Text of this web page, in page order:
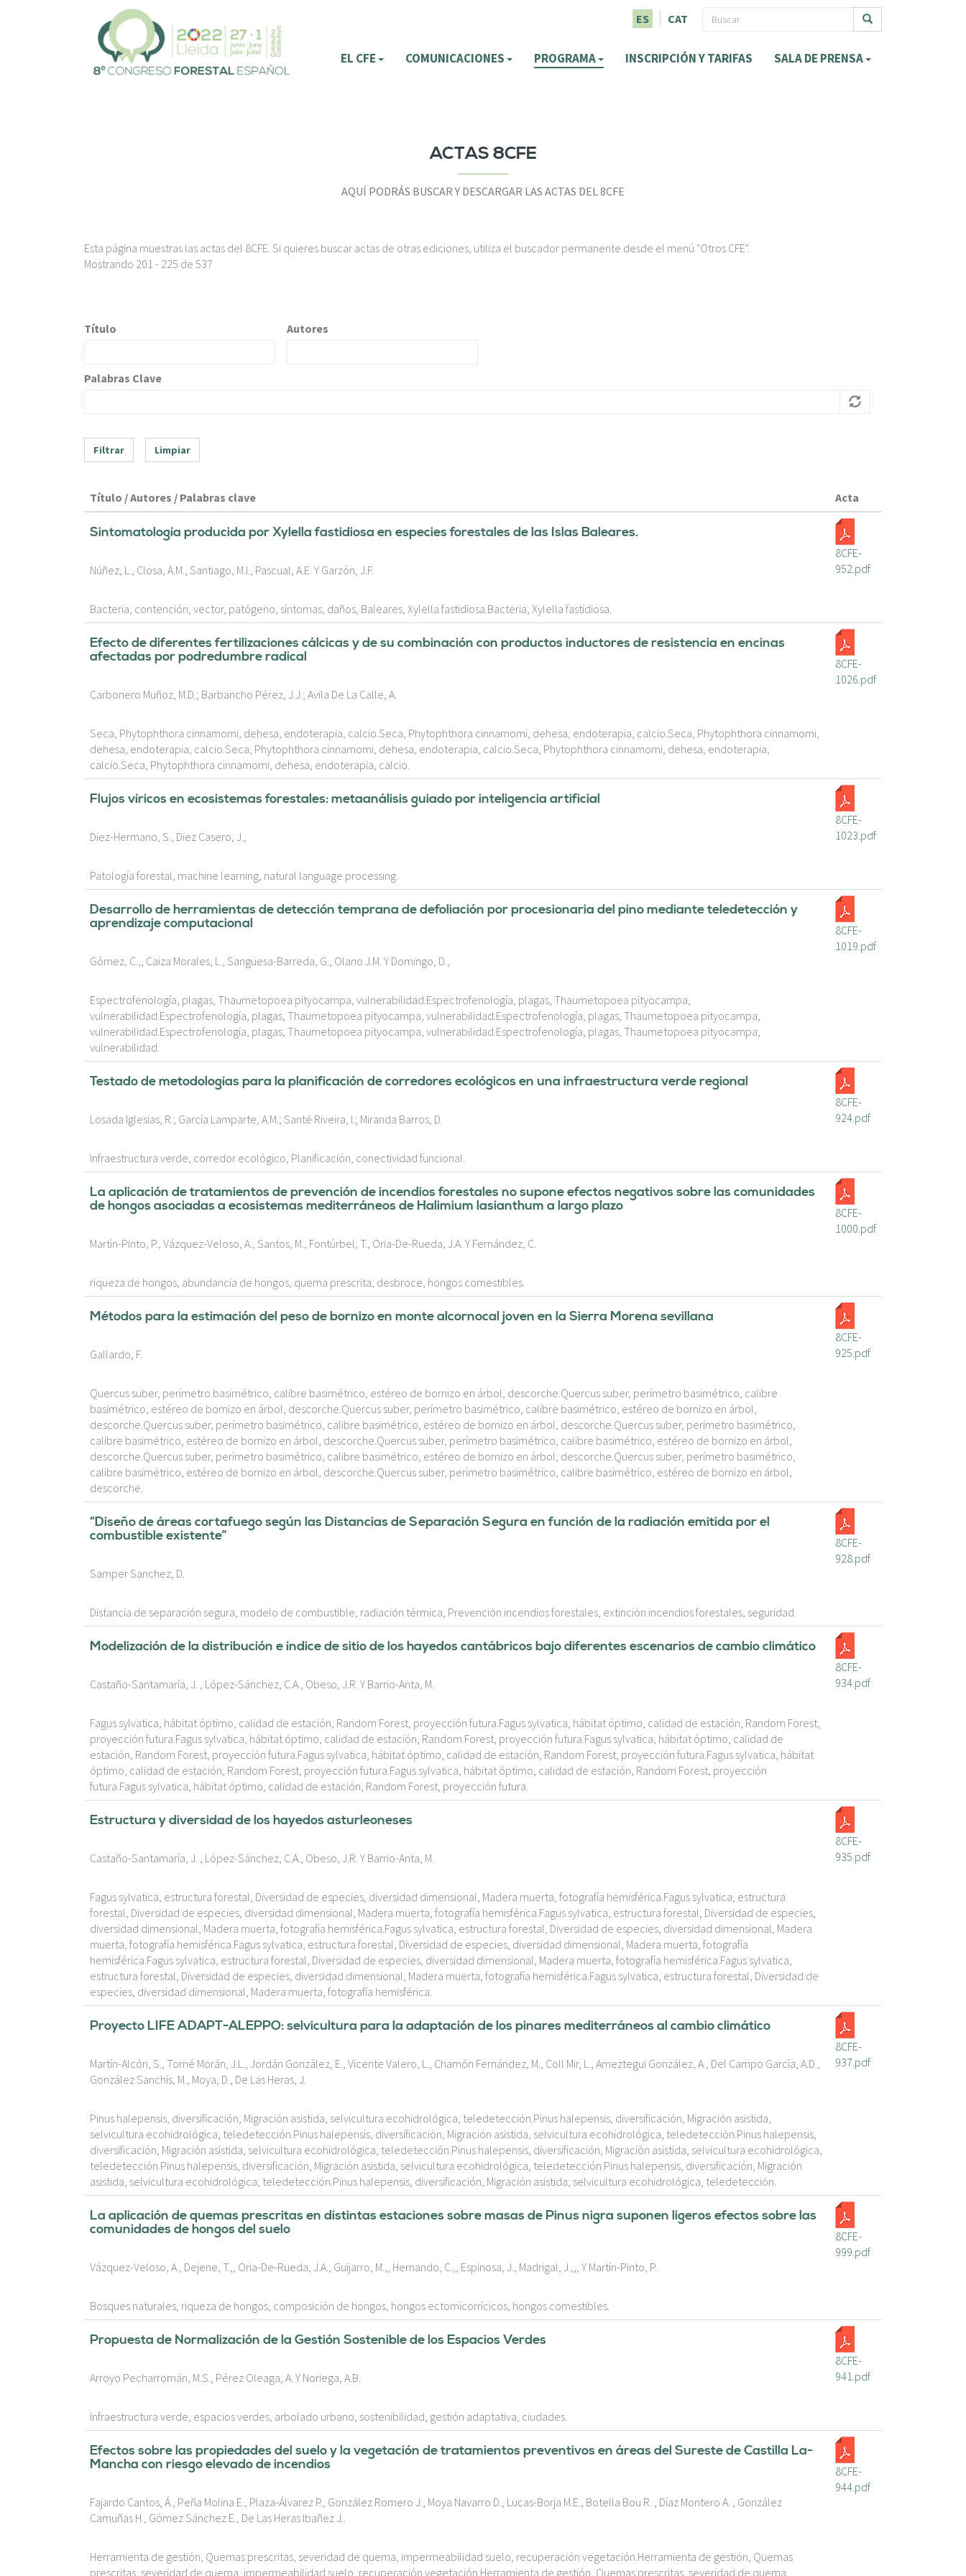
F
r
d
ES CAT
EL CFE COMUNICACIONES PROGRAMA INSCRIPCIÓN Y TARIFAS SALA DE PRENSA
ACTAS 8CFE
AQUÍ PODRÁS BUSCAR Y DESCARGAR LAS ACTAS DEL 8CFE
Esta página muestras las actas del 8CFE. Si quieres buscar actas de otras ediciones, utiliza el buscador permanente desde el menú "Otros CFE".
Mostrando 201 - 225 de 537
Título Autores
Palabras Clave
Filtrar Limpiar
Título / Autores / Palabras clave Acta
Sintomatología producida por Xylella fastidiosa en especies forestales de las Islas Baleares.
Núñez, L., Closa, A.M., Santiago, M.I., Pascual, A.E. Y Garzón, J.F.
Bacteria, contención, vector, patógeno, síntomas, daños, Baleares, Xylella fastidiosa.Bacteria, Xylella fastidiosa.
8CFE-
952.pdf
Efecto de diferentes fertilizaciones cálcicas y de su combinación con productos inductores de resistencia en encinas
afectadas por podredumbre radical
Carbonero Muñoz, M.D.; Barbancho Pérez, J.J.; Avila De La Calle, A.
Seca, Phytophthora cinnamomi, dehesa, endoterapia, calcio.Seca, Phytophthora cinnamomi, dehesa, endoterapia, calcio.Seca, Phytophthora cinnamomi,
dehesa, endoterapia, calcio.Seca, Phytophthora cinnamomi, dehesa, endoterapia, calcio.Seca, Phytophthora cinnamomi, dehesa, endoterapia,
calcio.Seca, Phytophthora cinnamomi, dehesa, endoterapia, calcio.
8CFE-
1026.pdf
Flujos víricos en ecosistemas forestales: metaanálisis guiado por inteligencia artificial
Diez-Hermano, S., Diez Casero, J.,
Patología forestal, machine learning, natural language processing.
8CFE-
1023.pdf
Desarrollo de herramientas de detección temprana de defoliación por procesionaria del pino mediante teledetección y
aprendizaje computacional
Gómez, C.,, Caiza Morales, L., Sangüesa-Barreda, G., Olano J.M. Y Domingo, D.,
Espectrofenología, plagas, Thaumetopoea pityocampa, vulnerabilidad.Espectrofenología, plagas, Thaumetopoea pityocampa,
vulnerabilidad.Espectrofenología, plagas, Thaumetopoea pityocampa, vulnerabilidad.Espectrofenología, plagas, Thaumetopoea pityocampa,
vulnerabilidad.Espectrofenología, plagas, Thaumetopoea pityocampa, vulnerabilidad.Espectrofenología, plagas, Thaumetopoea pityocampa,
vulnerabilidad.
8CFE-
1019.pdf
Testado de metodologías para la planificación de corredores ecológicos en una infraestructura verde regional
Losada Iglesias, R.; García Lamparte, A.M.; Santé Riveira, I.; Miranda Barros, D.
Infraestructura verde, corredor ecológico, Planificación, conectividad funcional.
8CFE-
924.pdf
La aplicación de tratamientos de prevención de incendios forestales no supone efectos negativos sobre las comunidades
de hongos asociadas a ecosistemas mediterráneos de Halimium lasianthum a largo plazo
Martín-Pinto, P., Vázquez-Veloso, A., Santos, M., Fontúrbel, T., Oria-De-Rueda, J.A. Y Fernández, C.
riqueza de hongos, abundancia de hongos, quema prescrita, desbroce, hongos comestibles.
8CFE-
1000.pdf
Métodos para la estimación del peso de bornizo en monte alcornocal joven en la Sierra Morena sevillana
Gallardo, F.
Quercus suber, perímetro basimétrico, calibre basimétrico, estéreo de bornizo en árbol, descorche.Quercus suber, perímetro basimétrico, calibre
basimétrico, estéreo de bornizo en árbol, descorche.Quercus suber, perímetro basimétrico, calibre basimétrico, estéreo de bornizo en árbol,
descorche.Quercus suber, perímetro basimétrico, calibre basimétrico, estéreo de bornizo en árbol, descorche.Quercus suber, perímetro basimétrico,
calibre basimétrico, estéreo de bornizo en árbol, descorche.Quercus suber, perímetro basimétrico, calibre basimétrico, estéreo de bornizo en árbol,
descorche.Quercus suber, perímetro basimétrico, calibre basimétrico, estéreo de bornizo en árbol, descorche.Quercus suber, perímetro basimétrico,
calibre basimétrico, estéreo de bornizo en árbol, descorche.Quercus suber, perímetro basimétrico, calibre basimétrico, estéreo de bornizo en árbol,
descorche.
8CFE-
925.pdf
“Diseño de áreas cortafuego según las Distancias de Separación Segura en función de la radiación emitida por el
combustible existente”
Samper Sanchez, D.
Distancia de separación segura, modelo de combustible, radiación térmica, Prevención incendios forestales, extinción incendios forestales, seguridad.
8CFE-
928.pdf
Modelización de la distribución e índice de sitio de los hayedos cantábricos bajo diferentes escenarios de cambio climático
Castaño-Santamaría, J. , López-Sánchez, C.A., Obeso, J.R. Y Barrio-Anta, M.
Fagus sylvatica, hábitat óptimo, calidad de estación, Random Forest, proyección futura.Fagus sylvatica, hábitat óptimo, calidad de estación, Random Forest,
proyección futura.Fagus sylvatica, hábitat óptimo, calidad de estación, Random Forest, proyección futura.Fagus sylvatica, hábitat óptimo, calidad de
estación, Random Forest, proyección futura.Fagus sylvatica, hábitat óptimo, calidad de estación, Random Forest, proyección futura.Fagus sylvatica, hábitat
óptimo, calidad de estación, Random Forest, proyección futura.Fagus sylvatica, hábitat óptimo, calidad de estación, Random Forest, proyección
futura.Fagus sylvatica, hábitat óptimo, calidad de estación, Random Forest, proyección futura.
8CFE-
934.pdf
Estructura y diversidad de los hayedos asturleoneses
Castaño-Santamaría, J. , López-Sánchez, C.A., Obeso, J.R. Y Barrio-Anta, M.
Fagus sylvatica, estructura forestal, Diversidad de especies, diversidad dimensional, Madera muerta, fotografía hemisférica.Fagus sylvatica, estructura
forestal, Diversidad de especies, diversidad dimensional, Madera muerta, fotografía hemisférica.Fagus sylvatica, estructura forestal, Diversidad de especies,
diversidad dimensional, Madera muerta, fotografía hemisférica.Fagus sylvatica, estructura forestal, Diversidad de especies, diversidad dimensional, Madera
muerta, fotografía hemisférica.Fagus sylvatica, estructura forestal, Diversidad de especies, diversidad dimensional, Madera muerta, fotografía
hemisférica.Fagus sylvatica, estructura forestal, Diversidad de especies, diversidad dimensional, Madera muerta, fotografía hemisférica.Fagus sylvatica,
estructura forestal, Diversidad de especies, diversidad dimensional, Madera muerta, fotografía hemisférica.Fagus sylvatica, estructura forestal, Diversidad de
especies, diversidad dimensional, Madera muerta, fotografía hemisférica.
8CFE-
935.pdf
Proyecto LIFE ADAPT-ALEPPO: selvicultura para la adaptación de los pinares mediterráneos al cambio climático
Martín-Alcón, S., Tomé Morán, J.L., Jordán González, E., Vicente Valero, L., Chamón Fernández, M., Coll Mir, L., Ameztegui González, A., Del Campo García, A.D.,
González Sanchís, M., Moya, D., De Las Heras, J.
Pinus halepensis, diversificación, Migración asistida, selvicultura ecohidrológica, teledetección.Pinus halepensis, diversificación, Migración asistida,
selvicultura ecohidrológica, teledetección.Pinus halepensis, diversificación, Migración asistida, selvicultura ecohidrológica, teledetección.Pinus halepensis,
diversificación, Migración asistida, selvicultura ecohidrológica, teledetección.Pinus halepensis, diversificación, Migración asistida, selvicultura ecohidrológica,
teledetección.Pinus halepensis, diversificación, Migración asistida, selvicultura ecohidrológica, teledetección.Pinus halepensis, diversificación, Migración
asistida, selvicultura ecohidrológica, teledetección.Pinus halepensis, diversificación, Migración asistida, selvicultura ecohidrológica, teledetección.
8CFE-
937.pdf
La aplicación de quemas prescritas en distintas estaciones sobre masas de Pinus nigra suponen ligeros efectos sobre las
comunidades de hongos del suelo
Vázquez-Veloso, A., Dejene, T.,, Oria-De-Rueda, J.A., Guijarro, M.,, Hernando, C.,, Espinosa, J., Madrigal, J.,,, Y Martín-Pinto, P.
Bosques naturales, riqueza de hongos, composición de hongos, hongos ectomicorrícicos, hongos comestibles.
8CFE-
999.pdf
Propuesta de Normalización de la Gestión Sostenible de los Espacios Verdes
Arroyo Pecharromán, M.S., Pérez Oleaga, A. Y Noriega, A.B.
Infraestructura verde, espacios verdes, arbolado urbano, sostenibilidad, gestión adaptativa, ciudades.
8CFE-
941.pdf
Efectos sobre las propiedades del suelo y la vegetación de tratamientos preventivos en áreas del Sureste de Castilla La-
Mancha con riesgo elevado de incendios
Fajardo Cantos, Á., Peña Molina E., Plaza-Álvarez P., González Romero J., Moya Navarro D., Lucas-Borja M.E., Botella Bou R. , Díaz Montero A. , González
Camuñas H., Gómez Sánchez E., De Las Heras Ibañez J..
Herramienta de gestión, Quemas prescritas, severidad de quema, impermeabilidad suelo, recuperación vegetación.Herramienta de gestión, Quemas
prescritas, severidad de quema, impermeabilidad suelo, recuperación vegetación.Herramienta de gestión, Quemas prescritas, severidad de quema,
8CFE-
944.pdf